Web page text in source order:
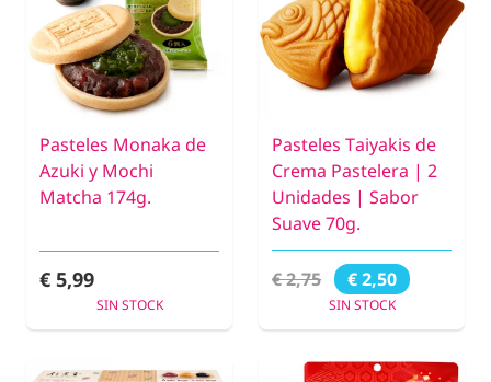
Pasteles Monaka de
Azuki y Mochi
Matcha 174g.
€ 5,99
SIN STOCK
Pasteles Taiyakis de
Crema Pastelera | 2
Unidades | Sabor
Suave 70g.
€ 2,75 € 2,50
SIN STOCK